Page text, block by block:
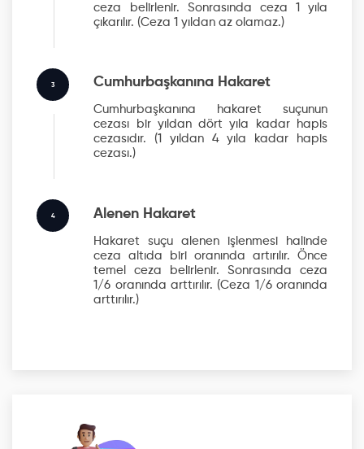
ceza belirlenir. Sonrasında ceza 1 yıla
çıkarılır. (Ceza 1 yıldan az olamaz.)
3 Cumhurbaşkanına Hakaret
Cumhurbaşkanına hakaret suçunun
cezası bir yıldan dört yıla kadar hapis
cezasıdır. (1 yıldan 4 yıla kadar hapis
cezası.)
4 Alenen Hakaret
Hakaret suçu alenen işlenmesi halinde
ceza altıda biri oranında artırılır. Önce
temel ceza belirlenir. Sonrasında ceza
1/6 oranında arttırılır. (Ceza 1/6 oranında
arttırılır.)